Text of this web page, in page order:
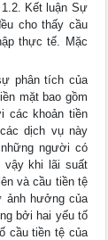
Kết luận Sự
cho thấy cầu
thực tế. Mặc
phân tích của
mặt bao gồm
các khoản tiền
dịch vụ này
người có
vậy khi lãi suất
và cầu tiền tệ
ảnh hưởng của
bởi hai yếu tố
cầu tiền tệ của